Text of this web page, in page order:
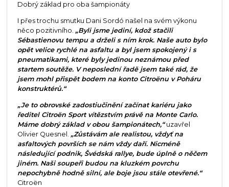
Dobrý základ pro oba šampionáty
I přes trochu smutku Dani Sordó našel na svém výkonu
něco pozitivního. „Byli jsme jediní, kdož stačili
Sébastienovu tempu a drželi s ním krok. Naše auto bylo
opět velice rychlé na asfaltu a byl jsem spokojený i s
pneumatikami, které byly jedinou neznámou před
startem soutěže. V neposlední řadě jsem také rád, že
jsem mohl přispět bodem na konto Citroënu v Poháru
konstruktérů.“
„Je to obrovské zadostiučinění začínat kariéru jako
ředitel Citroën Sport vítězstvím právě na Monte Carlo.
Máme dobrý základ v obou šampionátech,“uzavřel
Olivier Quesnel. „Zůstávám ale realistou, vždyť na
asfaltových površích se nám vždy daří. Nicméně
následující podnik, Švédská rallye, bude úplně o něčem
jiném. Naši soupeři budou na kluzkém povrchu
nepochybně hodně silní, ale boje jsou stále otevřené.“
Citroën